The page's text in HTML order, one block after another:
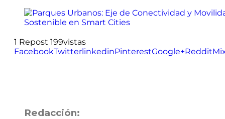
1 Repost 199vistas
FacebookTwitterlinkedinPinterestGoogle+Reddit
Redacción: